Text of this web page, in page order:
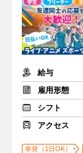
給与
雇用形態
シフト
アクセス
単発（1日OK）